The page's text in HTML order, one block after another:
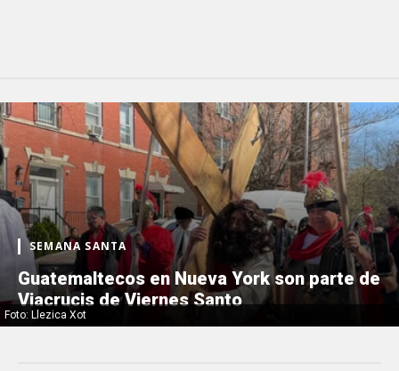
Foto: Llezica Xot
SEMANA SANTA
Guatemaltecos en Nueva York son parte de
Viacrucis de Viernes Santo